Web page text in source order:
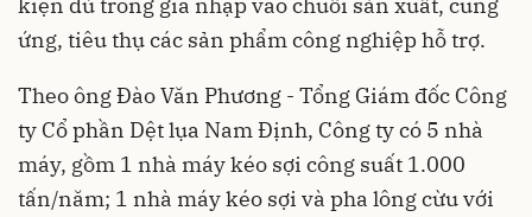
ứng, tiêu thụ các sản phẩm công nghiệp hỗ trợ.
Theo ông Đào Văn Phương - Tổng Giám đốc Công
ty Cổ phần Dệt lụa Nam Định, Công ty có 5 nhà
máy, gồm 1 nhà máy kéo sợi công suất 1.000
tấn/năm; 1 nhà máy kéo sợi và pha lông cừu với